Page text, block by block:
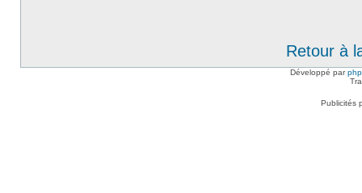
Retour à
Développé par
Publicités